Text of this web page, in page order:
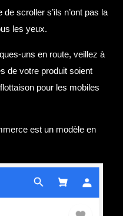
scroller s’ils n’ont pas la
les yeux.
uns en route, veillez à
de votre produit soient
pour les mobiles
est un modèle en